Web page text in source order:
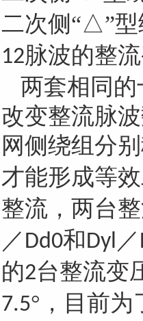
二次侧“△”型
12脉波的整
两套相同
改变整流脉
网侧绕组分
才能形成等
整流，两台
／ Dd0和Dyl ／
的2台整流变
7.5°，目前